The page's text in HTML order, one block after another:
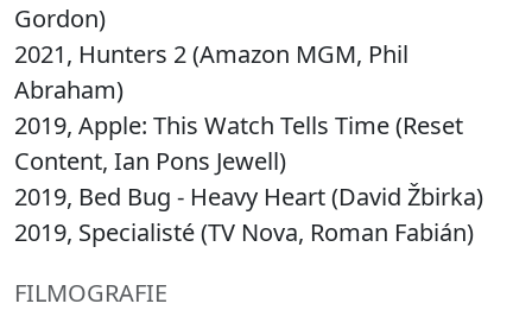
Gordon)
2021, Hunters 2 (Amazon MGM, Phil
Abraham)
2019, Apple: This Watch Tells Time (Reset
Content, Ian Pons Jewell)
2019, Bed Bug - Heavy Heart (David Žbirka)
2019, Specialisté (TV Nova, Roman Fabián)
FILMOGRAFIE